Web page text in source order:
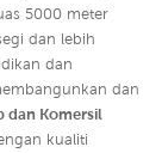
5000 meter
dan lebih
dan
dan
dan Komersil
kualiti